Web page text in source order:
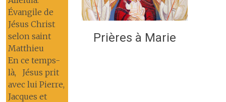
Évangile de
Jésus Christ
selon saint
Matthieu
En ce temps-
là, Jésus prit
avec lui Pierre,
Jacques et
Prières à Marie